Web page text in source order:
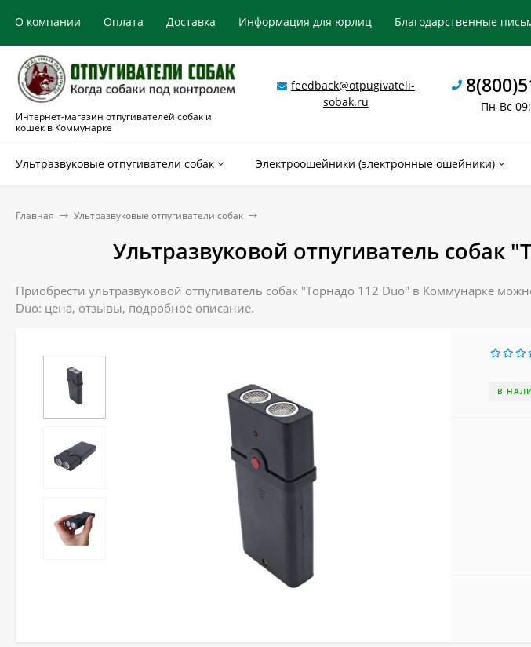
О компании Оплата Доставка Информация для юрлиц Благодарственные
Интернет-магазин отпугивателей собак и
кошек в Коммунарке
feedback@otpugivateli-
sobak.ru
Пн-Вс
Ультразвуковые отпугиватели собак Электроошейники (электронные ошейники)
Главная Ультразвуковые отпугиватели собак
Ультразвуковой отпугиватель собак
Приобрести ультразвуковой отпугиватель собак "Торнадо 112 Duo" в Коммунарке
Duo: цена, отзывы, подробное описание.
В